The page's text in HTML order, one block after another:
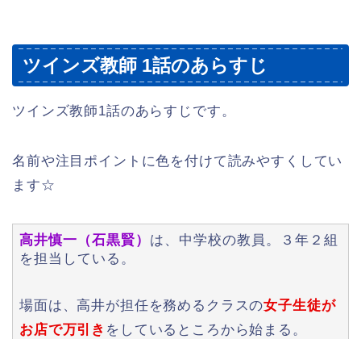
ツインズ教師 1話のあらすじ
ツインズ教師1話のあらすじです。
名前や注目ポイントに色を付けて読みやすくしてい
ます☆
高井慎一（石黒賢） は、中学校の教員。３年２組
を担当している。
場面は、高井が担任を務めるクラスの女子生徒が
お店で万引き をしているところから始まる。